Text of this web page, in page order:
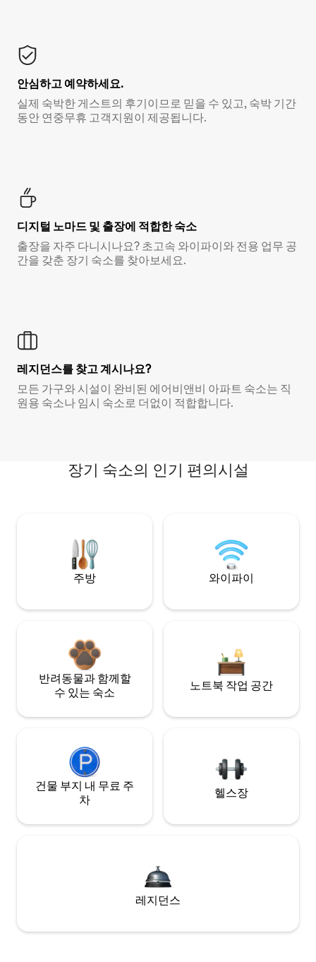
안심하고 예약하세요.
실제 숙박한 게스트의 후기이므로 믿을 수 있고, 숙박 기간
동안 연중무휴 고객지원이 제공됩니다.
디지털 노마드 및 출장에 적합한 숙소
출장을 자주 다니시나요? 초고속 와이파이와 전용 업무 공
간을 갖춘 장기 숙소를 찾아보세요.
레지던스를 찾고 계시나요?
모든 가구와 시설이 완비된 에어비앤비 아파트 숙소는 직
원용 숙소나 임시 숙소로 더없이 적합합니다.
장기 숙소의 인기 편의시설
주방 와이파이
반려동물과 함께할
수 있는 숙소
노트북 작업 공간
건물 부지 내 무료 주
차
헬스장
레지던스